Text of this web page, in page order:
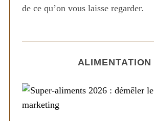
de ce qu’on vous laisse regarder.
ALIMENTATION